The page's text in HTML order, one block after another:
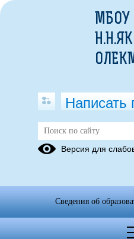
Независимая
условий
Написать
Версия для
Сведения об